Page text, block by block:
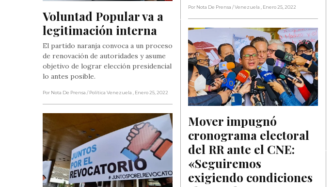
Por Nota De Prensa / Venezuela , Enero 25, 2022
Voluntad Popular va a
legitimación interna
El partido naranja convoca a un proceso
de renovación de autoridades y asume
objetivo de lograr elección presidencial
lo antes posible.
Por Nota De Prensa / Política Venezuela , Enero 25, 2022
Mover impugnó
cronograma electoral
del RR ante el CNE:
«Seguiremos
exigiendo condiciones